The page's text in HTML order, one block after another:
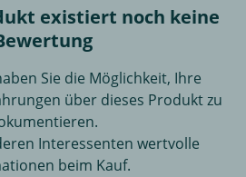
existiert noch keine
Sie die Möglichkeit, Ihre
über dieses Produkt zu
Interessenten wertvolle
beim Kauf.